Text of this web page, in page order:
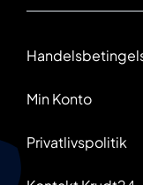
Min Konto
Privatlivspolitik